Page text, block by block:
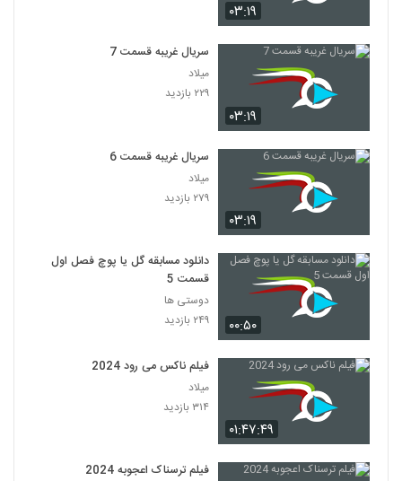
۰۳:۱۹
۰۳:۱۹
سریال غریبه قسمت 7
میلاد
۲۲۹ بازدید
۰۳:۱۹
سریال غریبه قسمت 6
میلاد
۲۷۹ بازدید
۰۰:۵۰
دانلود مسابقه گل یا پوچ فصل اول
قسمت 5
دوستی ها
۲۴۹ بازدید
۰۱:۴۷:۴۹
فیلم ناکس می رود 2024
میلاد
۳۱۴ بازدید
فیلم ترسناک اعجوبه 2024